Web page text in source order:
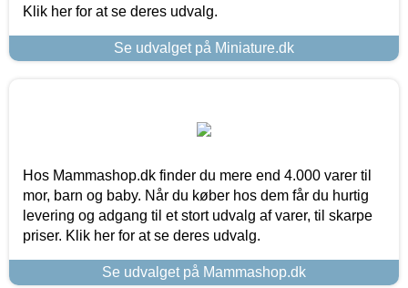
Klik her for at se deres udvalg.
Se udvalget på Miniature.dk
Hos Mammashop.dk finder du mere end 4.000 varer til
mor, barn og baby. Når du køber hos dem får du hurtig
levering og adgang til et stort udvalg af varer, til skarpe
priser. Klik her for at se deres udvalg.
Se udvalget på Mammashop.dk